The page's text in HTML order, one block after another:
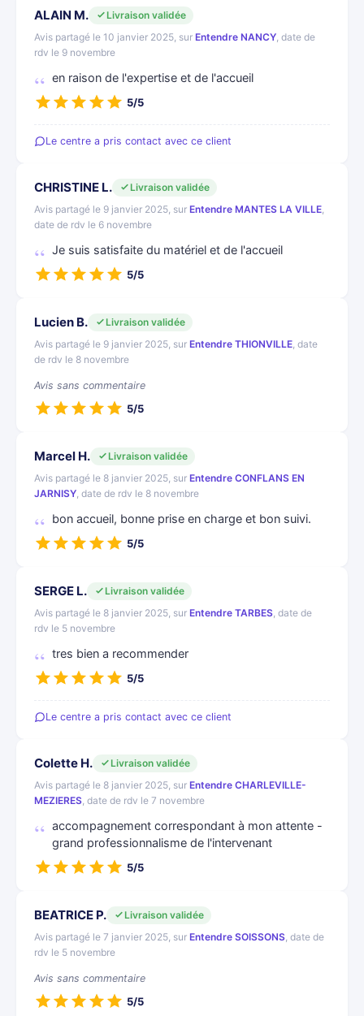
ALAIN M.
Livraison validée
Avis partagé le 10 janvier 2025, sur Entendre NANCY, date de
rdv le 9 novembre
en raison de l'expertise et de l'accueil
5/5
Le centre a pris contact avec ce client
CHRISTINE L.
Livraison validée
Avis partagé le 9 janvier 2025, sur Entendre MANTES LA VILLE,
date de rdv le 6 novembre
Je suis satisfaite du matériel et de l'accueil
5/5
Lucien B.
Livraison validée
Avis partagé le 9 janvier 2025, sur Entendre THIONVILLE, date
de rdv le 8 novembre
Avis sans commentaire
5/5
Marcel H.
Livraison validée
Avis partagé le 8 janvier 2025, sur Entendre CONFLANS EN
JARNISY, date de rdv le 8 novembre
bon accueil, bonne prise en charge et bon suivi.
5/5
SERGE L.
Livraison validée
Avis partagé le 8 janvier 2025, sur Entendre TARBES, date de
rdv le 5 novembre
tres bien a recommender
5/5
Le centre a pris contact avec ce client
Colette H.
Livraison validée
Avis partagé le 8 janvier 2025, sur Entendre CHARLEVILLE-
MEZIERES, date de rdv le 7 novembre
accompagnement correspondant à mon attente -
grand professionnalisme de l'intervenant
5/5
BEATRICE P.
Livraison validée
Avis partagé le 7 janvier 2025, sur Entendre SOISSONS, date de
rdv le 5 novembre
Avis sans commentaire
5/5